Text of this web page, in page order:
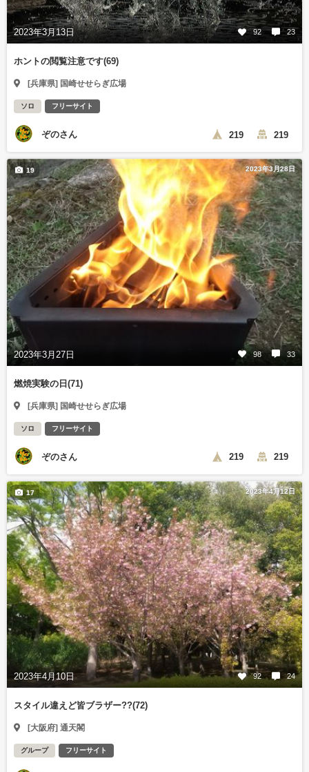
2023年3月13日 92 23
ホントの閲覧注意です(69)
[兵庫県] 国崎せせらぎ広場
ソロ フリーサイト
ぞのさん 219 219
2023年3月28日
2023年3月27日 98 33
19
燃焼実験の日(71)
[兵庫県] 国崎せせらぎ広場
ソロ フリーサイト
ぞのさん 219 219
2023年4月12日
2023年4月10日 92 24
17
スタイル違えど皆ブラザー??(72)
[大阪府] 通天閣
グループ フリーサイト